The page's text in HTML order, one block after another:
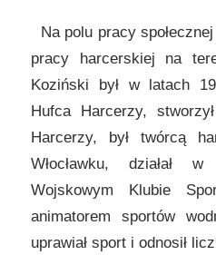
Na polu pracy
pracy harcerskiej na
Koziński był w latach
Hufca Harcerzy,
Harcerzy, był twórcą
Włocławku, działał
Wojskowym Klubie
animatorem sportów
uprawiał sport i odnosił